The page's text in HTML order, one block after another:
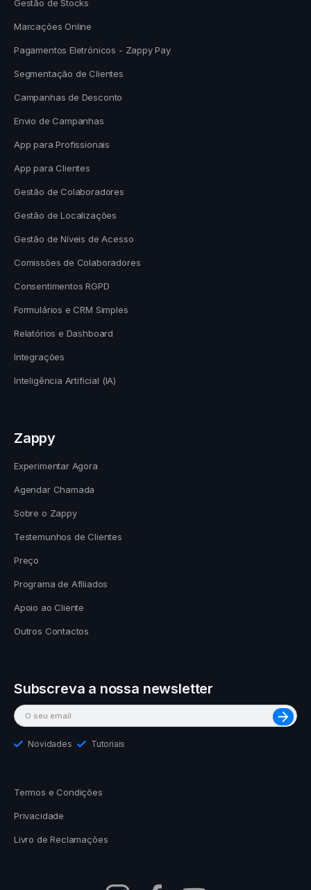
Gestão de Stocks
Marcações Online
Pagamentos Eletrónicos - Zappy Pay
Segmentação de Clientes
Campanhas de Desconto
Envio de Campanhas
App para Profissionais
App para Clientes
Gestão de Colaboradores
Gestão de Localizações
Gestão de Níveis de Acesso
Comissões de Colaboradores
Consentimentos RGPD
Formulários e CRM Simples
Relatórios e Dashboard
Integrações
Inteligência Artificial (IA)
Zappy
Experimentar Agora
Agendar Chamada
Sobre o Zappy
Testemunhos de Clientes
Preço
Programa de Afiliados
Apoio ao Cliente
Outros Contactos
Subscreva a nossa newsletter
Novidades Tutoriais
Termos e Condições
Privacidade
Livro de Reclamações